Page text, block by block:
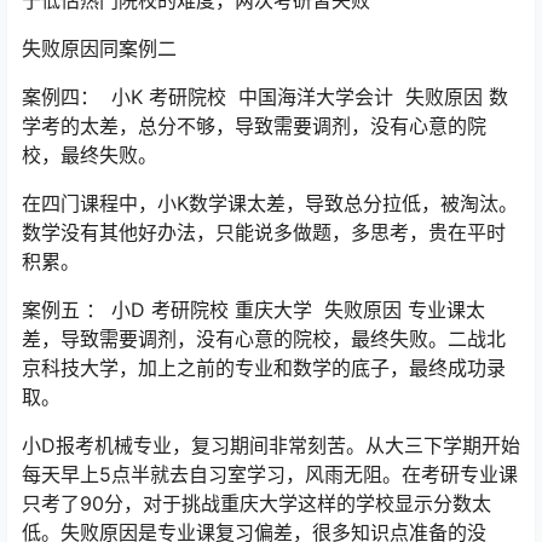
失败原因同案例二
案例四： 小K 考研院校 中国海洋大学会计 失败原因 数
学考的太差，总分不够，导致需要调剂，没有心意的院
校，最终失败。
在四门课程中，小K数学课太差，导致总分拉低，被淘汰。
数学没有其他好办法，只能说多做题，多思考，贵在平时
积累。
案例五 ： 小D 考研院校 重庆大学 失败原因 专业课太
差，导致需要调剂，没有心意的院校，最终失败。二战北
京科技大学，加上之前的专业和数学的底子，最终成功录
取。
小D报考机械专业，复习期间非常刻苦。从大三下学期开始
每天早上5点半就去自习室学习，风雨无阻。在考研专业课
只考了90分，对于挑战重庆大学这样的学校显示分数太
低。失败原因是专业课复习偏差，很多知识点准备的没